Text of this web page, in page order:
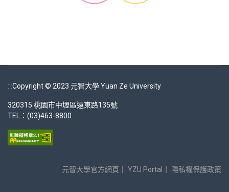
:::Copyright © 2023 元智大學 Yuan Ze University
320315 桃園市中壢區遠東路135號
TEL：(03)463-8800
元智大學官方網頁 YZU Portal 隱私權保護政策